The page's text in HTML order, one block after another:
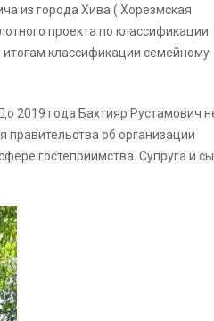
из города Хива ( Хорезмская
проекта по классификации
итогам классификации семейному
2019 года Бахтияр Рустамович
правительства об организации
гостеприимства. Супруга и